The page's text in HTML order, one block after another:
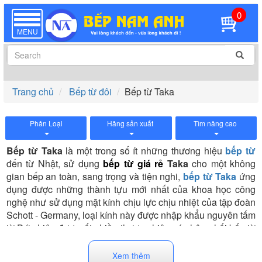
TOGGLE
NAVIGATION
MENU
0
Trang chủ Bếp từ đôi Bếp từ Taka
Phân Loại Hãng sản xuất Tìm nâng cao
Bếp từ Taka là một trong số ít những thương hiệu bếp từ
đến từ Nhật, sử dụng bếp từ giá rẻ Taka cho một không
gian bếp an toàn, sang trọng và tiện nghi, bếp từ Taka ứng
dụng được những thành tựu mới nhất của khoa học công
nghệ như sử dụng mặt kính chịu lực chịu nhiệt của tập đoàn
Schott - Germany, loại kính này được nhập khẩu nguyên tấm
từ Đức hiện được rất nhiều thương hiệu có phân phối bếp từ
sử dụng, bếp còn sử dụng hệ thống điều khiển cảm ứng
hồng ngoại với dải cảm ứng rộng giúp người dùng điều
Xem thêm